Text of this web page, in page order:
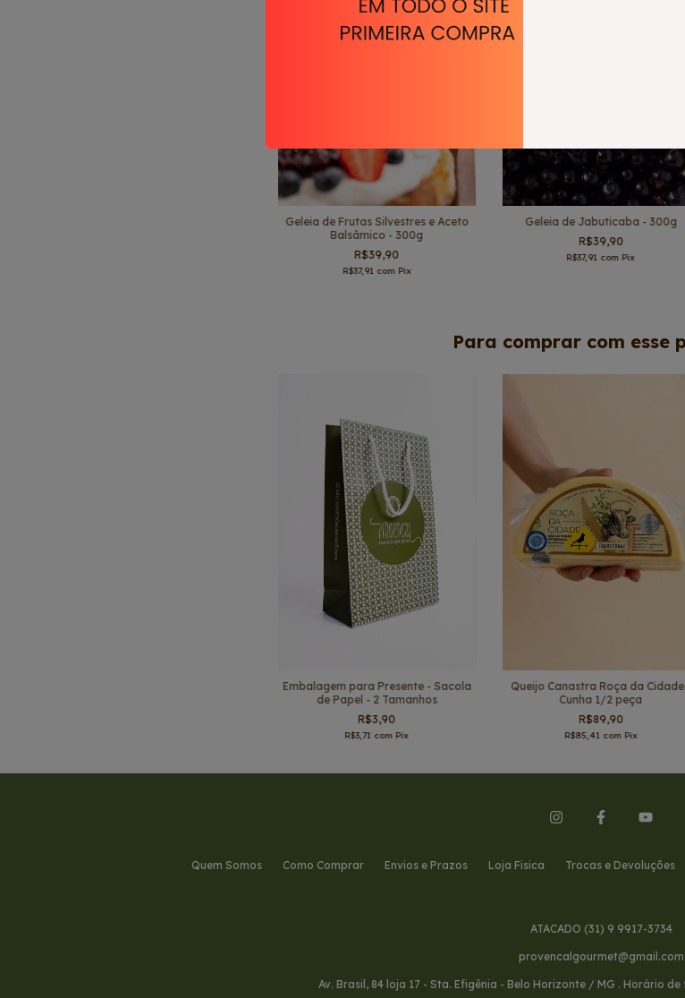
Geleia de Frutas Silvestres e Aceto
Balsâmico - 300g
R$39,90
R$37,91 com Pix
Geleia de Jabuticaba - 300g
R$39,90
R$37,91 com Pix
Para comprar com esse
Embalagem para Presente - Sacola
de Papel - 2 Tamanhos
R$3,90
R$3,71 com Pix
Queijo Canastra Roça da
Cunha 1/2 peça
R$89,90
R$85,41 com Pix
Quem Somos Como Comprar Envios e Prazos Loja Fisica Trocas e Devoluções
ATACADO (31) 9 9917-3734
provencalgourmet@gmail.com
Av. Brasil, 84 loja 17 - Sta. Efigênia - Belo Horizonte / MG . Horário